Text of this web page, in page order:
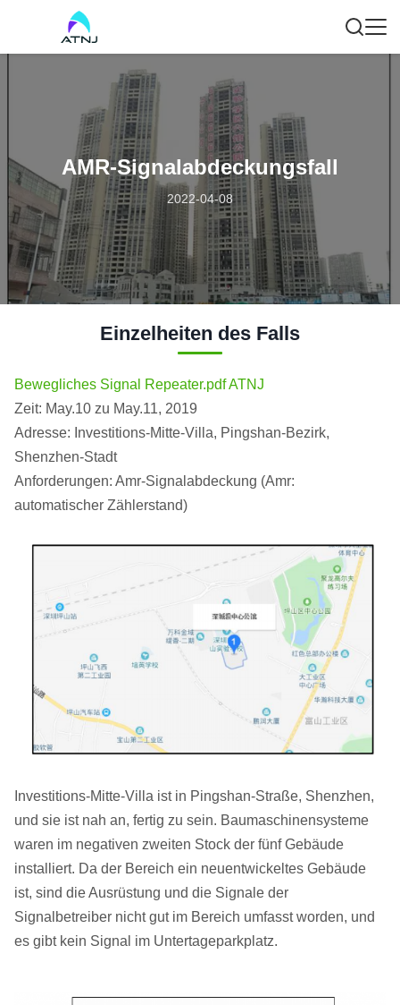
AMR-Signalabdeckungsfall
2022-04-08
Einzelheiten des Falls
Bewegliches Signal Repeater.pdf ATNJ
Zeit: May.10 zu May.11, 2019
Adresse: Investitions-Mitte-Villa, Pingshan-Bezirk,
Shenzhen-Stadt
Anforderungen: Amr-Signalabdeckung (Amr:
automatischer Zählerstand)
Investitions-Mitte-Villa ist in Pingshan-Straße, Shenzhen,
und sie ist nah an, fertig zu sein. Baumaschinensysteme
waren im negativen zweiten Stock der fünf Gebäude
installiert. Da der Bereich ein neuentwickeltes Gebäude
ist, sind die Ausrüstung und die Signale der
Signalbetreiber nicht gut im Bereich umfasst worden, und
es gibt kein Signal im Untertageparkplatz.